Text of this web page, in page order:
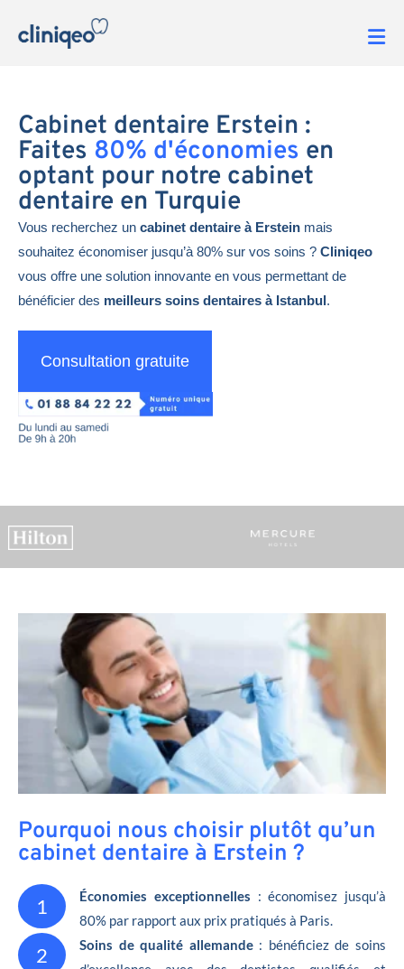
Cabinet dentaire Erstein :
Faites 80% d'économies en
optant pour notre cabinet
dentaire en Turquie
Vous recherchez un cabinet dentaire à Erstein mais
souhaitez économiser jusqu’à 80% sur vos soins ? Cliniqeo
vous offre une solution innovante en vous permettant de
bénéficier des meilleurs soins dentaires à Istanbul.
Consultation gratuite
Pourquoi nous choisir plutôt qu’un
cabinet dentaire à Erstein ?
1 Économies exceptionnelles : économisez jusqu’à
80% par rapport aux prix pratiqués à Paris.
2 Soins de qualité allemande: bénéficiez de soins